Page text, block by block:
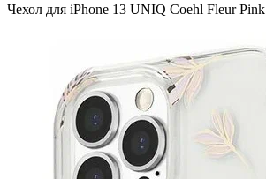
Чехол для iPhone 13 UNIQ Coehl Fleur Pink